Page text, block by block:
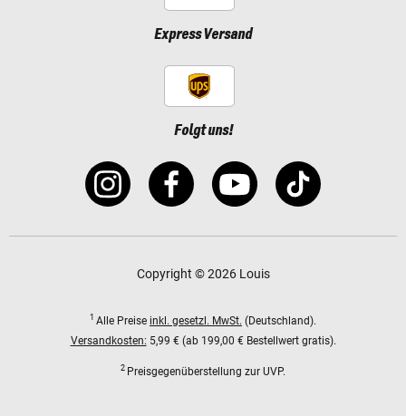
Express Versand
Folgt uns!
Copyright © 2026 Louis
1 Alle Preise inkl. gesetzl. MwSt. (Deutschland).
Versandkosten: 5,99 € (ab 199,00 € Bestellwert gratis).
2 Preisgegenüberstellung zur UVP.